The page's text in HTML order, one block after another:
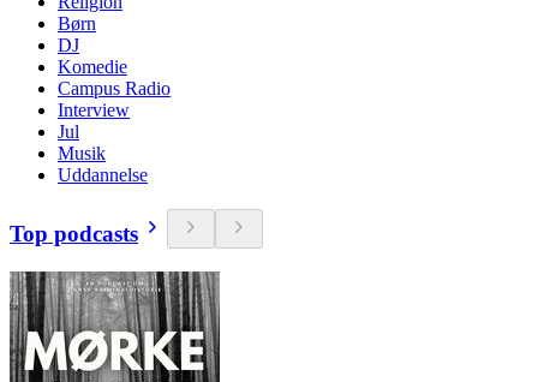
Børn
DJ
Komedie
Campus Radio
Interview
Jul
Musik
Uddannelse
Top podcasts